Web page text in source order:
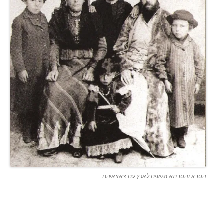
הסבא והסבתא מגיעים לארץ עם צאצאיהם